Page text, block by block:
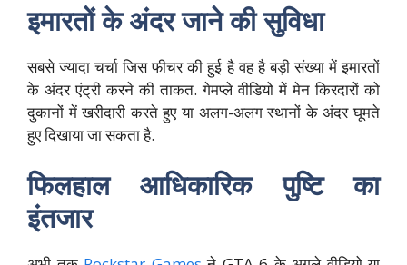
इमारतों के अंदर जाने की सुविधा
सबसे ज्यादा चर्चा जिस फीचर की हुई है वह है बड़ी संख्या में इमारतों
के अंदर एंट्री करने की ताकत. गेमप्ले वीडियो में मेन किरदारों को
दुकानों में खरीदारी करते हुए या अलग-अलग स्थानों के अंदर घूमते
हुए दिखाया जा सकता है.
फिलहाल आधिकारिक पुष्टि का
इंतजार